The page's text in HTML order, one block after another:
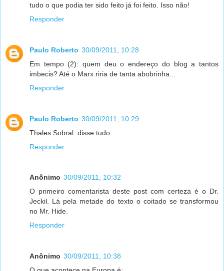
tudo o que podia ter sido feito já foi feito. Isso não!
Responder
Paulo Roberto 30/09/2011, 10:28
Em tempo (2): quem deu o endereço do blog a tantos
imbecis? Até o Marx riria de tanta abobrinha...
Responder
Paulo Roberto 30/09/2011, 10:29
Thales Sobral: disse tudo.
Responder
Anônimo 30/09/2011, 10:32
O primeiro comentarista deste post com certeza é o Dr.
Jeckil. Lá pela metade do texto o coitado se transformou
no Mr. Hide.
Responder
Anônimo 30/09/2011, 10:38